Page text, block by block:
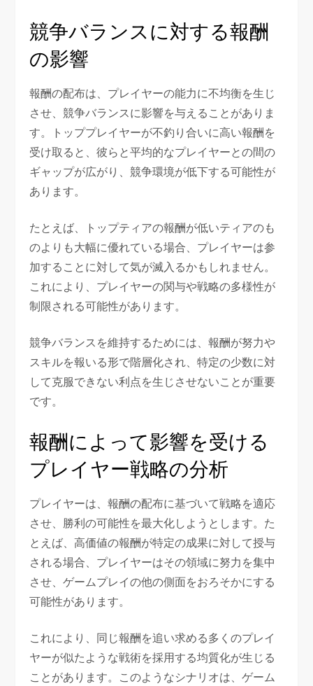
競争バランスに対する報酬
の影響
報酬の配布は、プレイヤーの能力に不均衡を生じ
させ、競争バランスに影響を与えることがありま
す。トッププレイヤーが不釣り合いに高い報酬を
受け取ると、彼らと平均的なプレイヤーとの間の
ギャップが広がり、競争環境が低下する可能性が
あります。
たとえば、トップティアの報酬が低いティアのも
のよりも大幅に優れている場合、プレイヤーは参
加することに対して気が滅入るかもしれません。
これにより、プレイヤーの関与や戦略の多様性が
制限される可能性があります。
競争バランスを維持するためには、報酬が努力や
スキルを報いる形で階層化され、特定の少数に対
して克服できない利点を生じさせないことが重要
です。
報酬によって影響を受ける
プレイヤー戦略の分析
プレイヤーは、報酬の配布に基づいて戦略を適応
させ、勝利の可能性を最大化しようとします。た
とえば、高価値の報酬が特定の成果に対して授与
される場合、プレイヤーはその領域に努力を集中
させ、ゲームプレイの他の側面をおろそかにする
可能性があります。
これにより、同じ報酬を追い求める多くのプレイ
ヤーが似たような戦術を採用する均質化が生じる
ことがあります。このようなシナリオは、ゲーム